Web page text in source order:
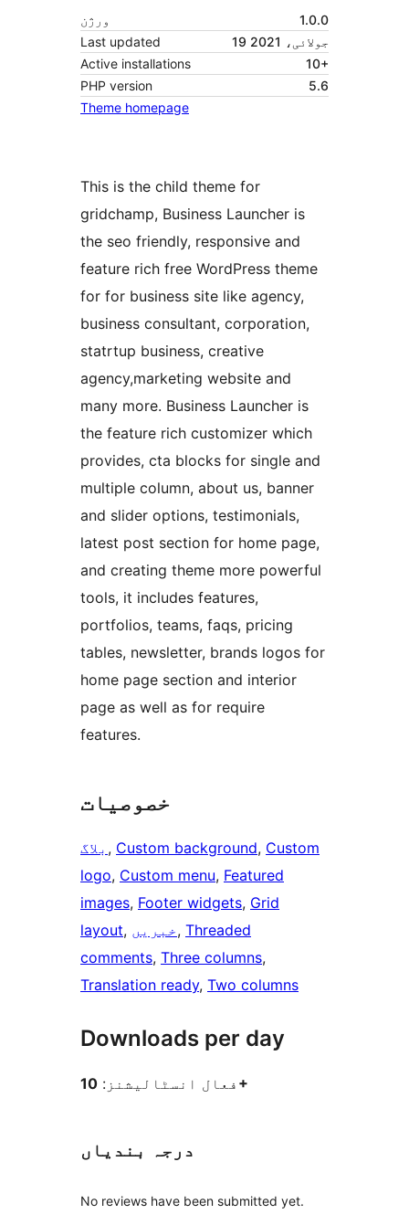
ورژن
1.0.0
Last updated
19 جولائی، 2021
Active installations
10+
PHP version
5.6
Theme homepage
This is the child theme for
gridchamp, Business Launcher is
the seo friendly, responsive and
feature rich free WordPress theme
for for business site like agency,
business consultant, corporation,
statrtup business, creative
agency,marketing website and
many more. Business Launcher is
the feature rich customizer which
provides, cta blocks for single and
multiple column, about us, banner
and slider options, testimonials,
latest post section for home page,
and creating theme more powerful
tools, it includes features,
portfolios, teams, faqs, pricing
tables, newsletter, brands logos for
home page section and interior
page as well as for require
features.
خصوصیات
بلاگ , Custom background, Custom
logo, Custom menu, Featured
images, Footer widgets, Grid
layout, خبریں, Threaded
comments, Three columns
Translation ready, Two columns
Downloads per day
فعال انسٹالیشنز: 10+
درجہ بندیاں
No reviews have been submitted yet.